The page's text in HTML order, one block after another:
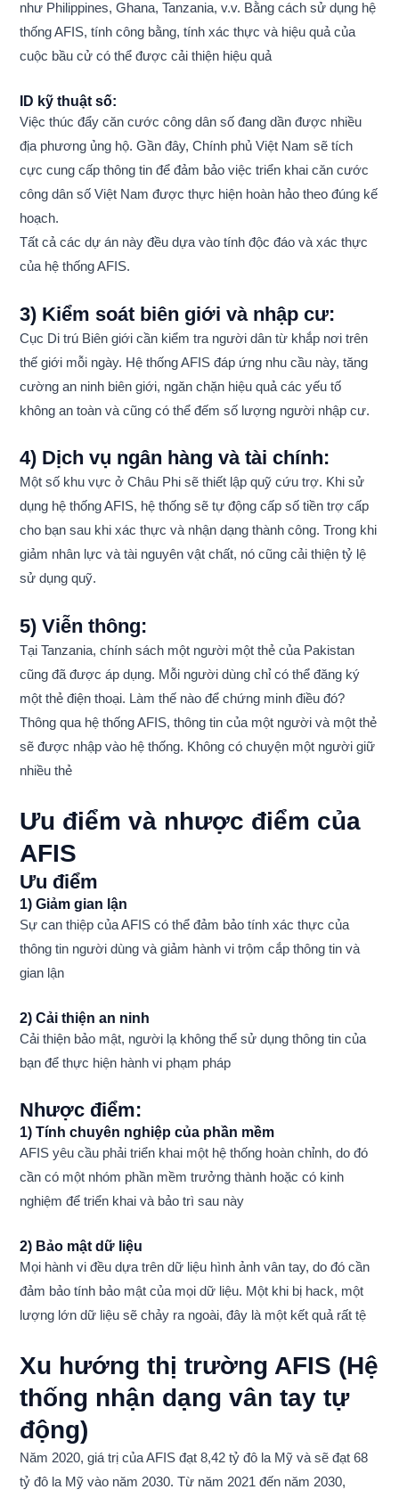
như Philippines, Ghana, Tanzania, v.v. Bằng cách sử dụng hệ
thống AFIS, tính công bằng, tính xác thực và hiệu quả của
cuộc bầu cử có thể được cải thiện hiệu quả
ID kỹ thuật số:
Việc thúc đẩy căn cước công dân số đang dần được nhiều
địa phương ủng hộ. Gần đây, Chính phủ Việt Nam sẽ tích
cực cung cấp thông tin để đảm bảo việc triển khai căn cước
công dân số Việt Nam được thực hiện hoàn hảo theo đúng kế
hoạch.
Tất cả các dự án này đều dựa vào tính độc đáo và xác thực
của hệ thống AFIS.
3) Kiểm soát biên giới và nhập cư:
Cục Di trú Biên giới cần kiểm tra người dân từ khắp nơi trên
thế giới mỗi ngày. Hệ thống AFIS đáp ứng nhu cầu này, tăng
cường an ninh biên giới, ngăn chặn hiệu quả các yếu tố
không an toàn và cũng có thể đếm số lượng người nhập cư.
4) Dịch vụ ngân hàng và tài chính:
Một số khu vực ở Châu Phi sẽ thiết lập quỹ cứu trợ. Khi sử
dụng hệ thống AFIS, hệ thống sẽ tự động cấp số tiền trợ cấp
cho bạn sau khi xác thực và nhận dạng thành công. Trong khi
giảm nhân lực và tài nguyên vật chất, nó cũng cải thiện tỷ lệ
sử dụng quỹ.
5) Viễn thông:
Tại Tanzania, chính sách một người một thẻ của Pakistan
cũng đã được áp dụng. Mỗi người dùng chỉ có thể đăng ký
một thẻ điện thoại. Làm thế nào để chứng minh điều đó?
Thông qua hệ thống AFIS, thông tin của một người và một thẻ
sẽ được nhập vào hệ thống. Không có chuyện một người giữ
nhiều thẻ
Ưu điểm và nhược điểm của
AFIS
Ưu điểm
1) Giảm gian lận
Sự can thiệp của AFIS có thể đảm bảo tính xác thực của
thông tin người dùng và giảm hành vi trộm cắp thông tin và
gian lận
2) Cải thiện an ninh
Cải thiện bảo mật, người lạ không thể sử dụng thông tin của
bạn để thực hiện hành vi phạm pháp
Nhược điểm:
1) Tính chuyên nghiệp của phần mềm
AFIS yêu cầu phải triển khai một hệ thống hoàn chỉnh, do đó
cần có một nhóm phần mềm trưởng thành hoặc có kinh
nghiệm để triển khai và bảo trì sau này
2) Bảo mật dữ liệu
Mọi hành vi đều dựa trên dữ liệu hình ảnh vân tay, do đó cần
đảm bảo tính bảo mật của mọi dữ liệu. Một khi bị hack, một
lượng lớn dữ liệu sẽ chảy ra ngoài, đây là một kết quả rất tệ
Xu hướng thị trường AFIS (Hệ
thống nhận dạng vân tay tự
động)
Năm 2020, giá trị của AFIS đạt 8,42 tỷ đô la Mỹ và sẽ đạt 68
tỷ đô la Mỹ vào năm 2030. Từ năm 2021 đến năm 2030,